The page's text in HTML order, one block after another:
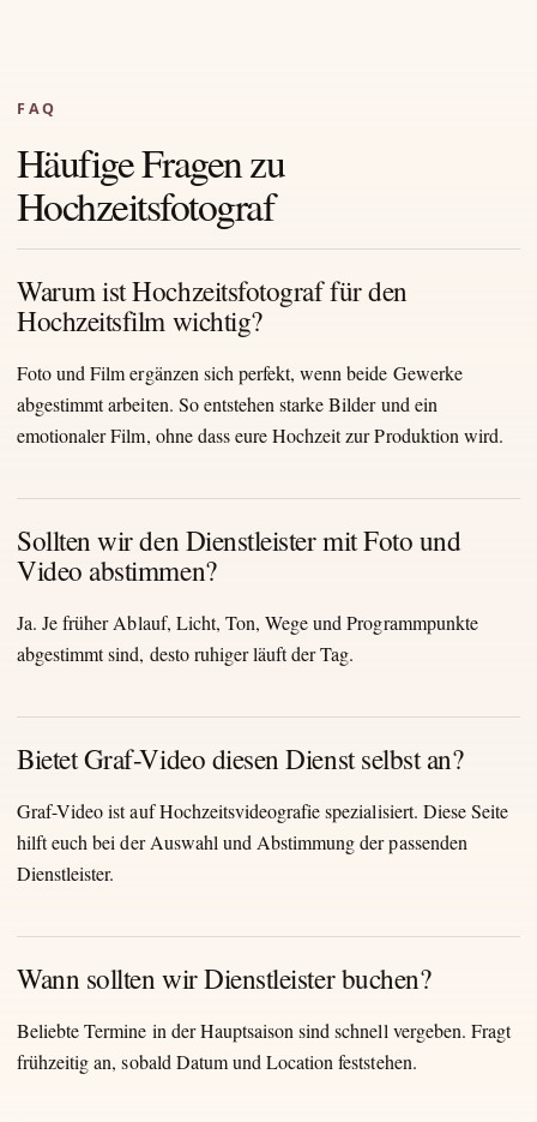
FAQ
Häufige Fragen zu
Hochzeitsfotograf
Warum ist Hochzeitsfotograf für den
Hochzeitsfilm wichtig?
Foto und Film ergänzen sich perfekt, wenn beide Gewerke
abgestimmt arbeiten. So entstehen starke Bilder und ein
emotionaler Film, ohne dass eure Hochzeit zur Produktion wird.
Sollten wir den Dienstleister mit Foto und
Video abstimmen?
Ja. Je früher Ablauf, Licht, Ton, Wege und Programmpunkte
abgestimmt sind, desto ruhiger läuft der Tag.
Bietet Graf-Video diesen Dienst selbst an?
Graf-Video ist auf Hochzeitsvideografie spezialisiert. Diese Seite
hilft euch bei der Auswahl und Abstimmung der passenden
Dienstleister.
Wann sollten wir Dienstleister buchen?
Beliebte Termine in der Hauptsaison sind schnell vergeben. Fragt
frühzeitig an, sobald Datum und Location feststehen.